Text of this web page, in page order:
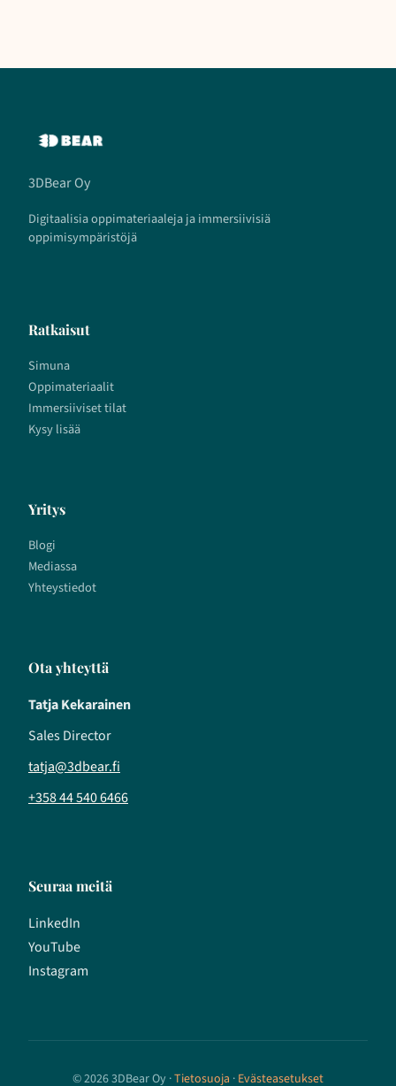
3DBear Oy
Digitaalisia oppimateriaaleja ja immersiivisiä
oppimisympäristöjä
Ratkaisut
Simuna
Oppimateriaalit
Immersiiviset tilat
Kysy lisää
Yritys
Blogi
Mediassa
Yhteystiedot
Ota yhteyttä
Tatja Kekarainen
Sales Director
tatja@3dbear.fi
+358 44 540 6466
Seuraa meitä
LinkedIn
YouTube
Instagram
© 2026 3DBear Oy ·Tietosuoja · Evästeasetukset